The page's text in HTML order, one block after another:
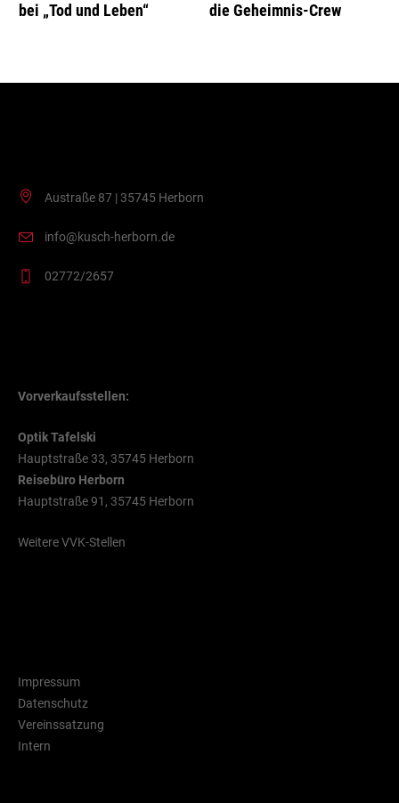
bei „Tod und Leben“
die Geheimnis-Crew
Austraße 87 | 35745 Herborn
info@kusch-herborn.de
02772/2657
Vorverkaufsstellen:
Optik Tafelski
Hauptstraße 33, 35745 Herborn
Reisebüro Herborn
Hauptstraße 91, 35745 Herborn
Weitere VVK-Stellen
Impressum
Datenschutz
Vereinssatzung
Intern